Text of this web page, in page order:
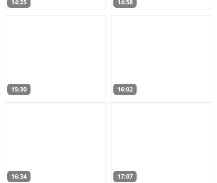
14:25 14:58
15:30 16:02
16:34 17:07